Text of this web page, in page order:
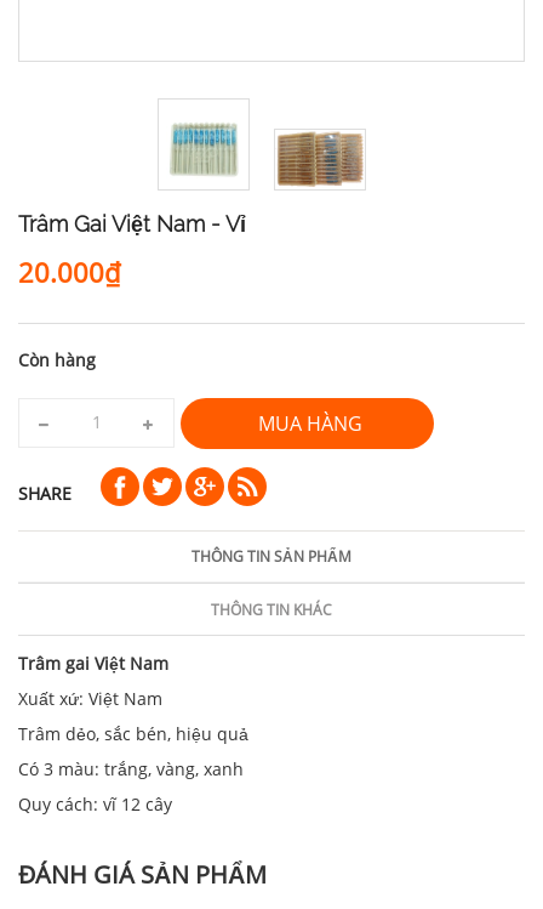
Trâm Gai Việt Nam - Vỉ
20.000₫
Còn hàng
MUA HÀNG
SHARE
THÔNG TIN SẢN PHẨM
THÔNG TIN KHÁC
Trâm gai Việt Nam
Xuất xứ: Việt Nam
Trâm dẻo, sắc bén, hiệu quả
Có 3 màu: trắng, vàng, xanh
Quy cách: vĩ 12 cây
ĐÁNH GIÁ SẢN PHẨM